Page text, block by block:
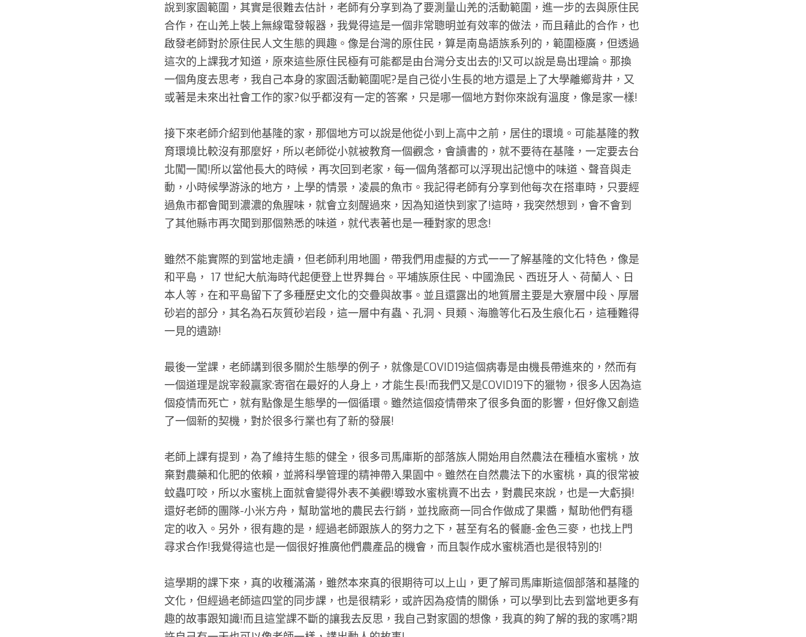
說到家園範圍，其實是很難去估計，老師有分享到為了要測量山羌的活動範圍，進一步的去與原住民
合作，在山羌上裝上無線電發報器，我覺得這是一個非常聰明並有效率的做法，而且藉此的合作，也
啟發老師對於原住民人文生態的興趣。像是台灣的原住民，算是南島語族系列的，範圍極廣，但透過
這次的上課我才知道，原來這些原住民極有可能都是由台灣分支出去的!又可以說是島出理論。那換
一個角度去思考，我自己本身的家園活動範圍呢?是自己從小生長的地方還是上了大學離鄉背井，又
或著是未來出社會工作的家?似乎都沒有一定的答案，只是哪一個地方對你來說有溫度，像是家一樣!
接下來老師介紹到他基隆的家，那個地方可以說是他從小到上高中之前，居住的環境。可能基隆的教
育環境比較沒有那麼好，所以老師從小就被教育一個觀念，會讀書的，就不要待在基隆，一定要去台
北闖一闖!所以當他長大的時候，再次回到老家，每一個角落都可以浮現出記憶中的味道、聲音與走
動，小時候學游泳的地方，上學的情景，凌晨的魚市。我記得老師有分享到他每次在搭車時，只要經
過魚市都會聞到濃濃的魚腥味，就會立刻醒過來，因為知道快到家了!這時，我突然想到，會不會到
了其他縣市再次聞到那個熟悉的味道，就代表著也是一種對家的思念!
雖然不能實際的到當地走讀，但老師利用地圖，帶我們用虛擬的方式一一了解基隆的文化特色，像是
和平島， 17 世紀大航海時代起便登上世界舞台。平埔族原住民、中國漁民、西班牙人、荷蘭人、日
本人等，在和平島留下了多種歷史文化的交疊與故事。並且還露出的地質層主要是大寮層中段、厚層
砂岩的部分，其名為石灰質砂岩段，這一層中有蟲、孔洞、貝類、海膽等化石及生痕化石，這種難得
一見的遺跡!
最後一堂課，老師講到很多關於生態學的例子，就像是COVID19這個病毒是由機長帶進來的，然而有
一個道理是說宰殺贏家:寄宿在最好的人身上，才能生長!而我們又是COVID19下的獵物，很多人因為這
個疫情而死亡，就有點像是生態學的一個循環。雖然這個疫情帶來了很多負面的影響，但好像又創造
了一個新的契機，對於很多行業也有了新的發展!
老師上課有提到，為了維持生態的健全，很多司馬庫斯的部落族人開始用自然農法在種植水蜜桃，放
棄對農藥和化肥的依賴，並將科學管理的精神帶入果園中。雖然在自然農法下的水蜜桃，真的很常被
蚊蟲叮咬，所以水蜜桃上面就會變得外表不美觀!導致水蜜桃賣不出去，對農民來說，也是一大虧損!
還好老師的團隊-小米方舟，幫助當地的農民去行銷，並找廠商一同合作做成了果醬，幫助他們有穩
定的收入。另外，很有趣的是，經過老師跟族人的努力之下，甚至有名的餐廳-金色三麥，也找上門
尋求合作!我覺得這也是一個很好推廣他們農產品的機會，而且製作成水蜜桃酒也是很特別的!
這學期的課下來，真的收穫滿滿，雖然本來真的很期待可以上山，更了解司馬庫斯這個部落和基隆的
文化，但經過老師這四堂的同步課，也是很精彩，或許因為疫情的關係，可以學到比去到當地更多有
趣的故事跟知識!而且這堂課不斷的讓我去反思，我自己對家園的想像，我真的夠了解的我的家嗎?期